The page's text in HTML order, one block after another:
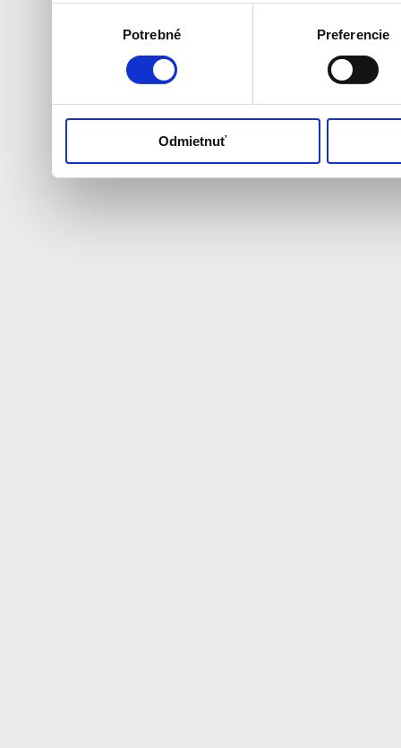
ktoré ste im poskytli
používali ich služby.
Potrebné Preferencie
Odmietnuť